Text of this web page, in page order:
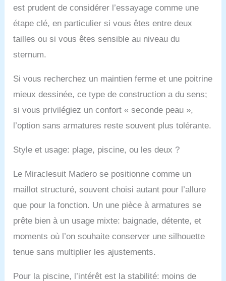
est prudent de considérer l’essayage comme une
étape clé, en particulier si vous êtes entre deux
tailles ou si vous êtes sensible au niveau du
sternum.
Si vous recherchez un maintien ferme et une poitrine
mieux dessinée, ce type de construction a du sens;
si vous privilégiez un confort « seconde peau »,
l’option sans armatures reste souvent plus tolérante.
Style et usage: plage, piscine, ou les deux ?
Le Miraclesuit Madero se positionne comme un
maillot structuré, souvent choisi autant pour l’allure
que pour la fonction. Un une pièce à armatures se
prête bien à un usage mixte: baignade, détente, et
moments où l’on souhaite conserver une silhouette
tenue sans multiplier les ajustements.
Pour la piscine, l’intérêt est la stabilité: moins de